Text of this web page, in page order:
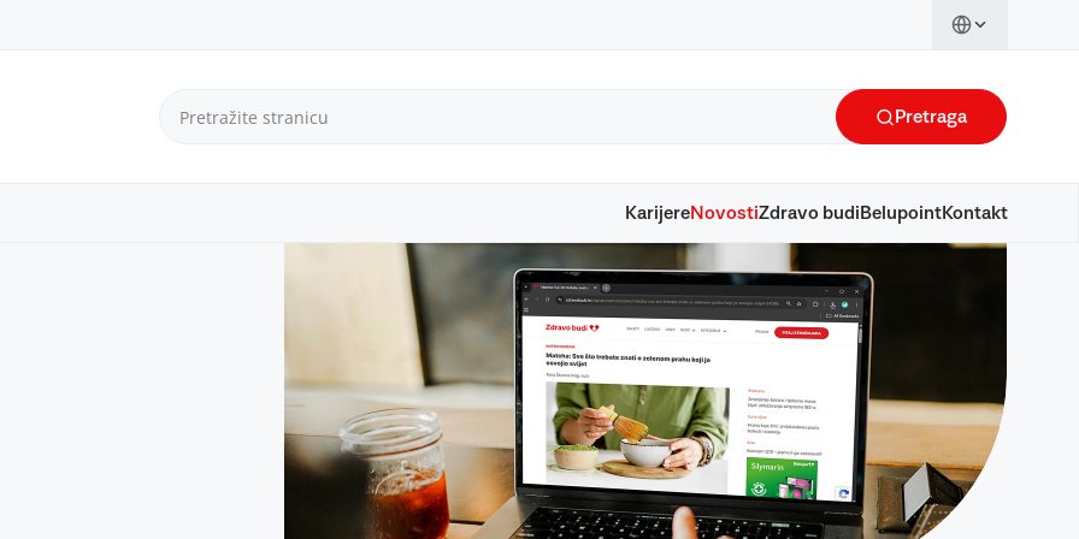
Pretraga
KarijereNovostiZdravo budi BelupointKontakt